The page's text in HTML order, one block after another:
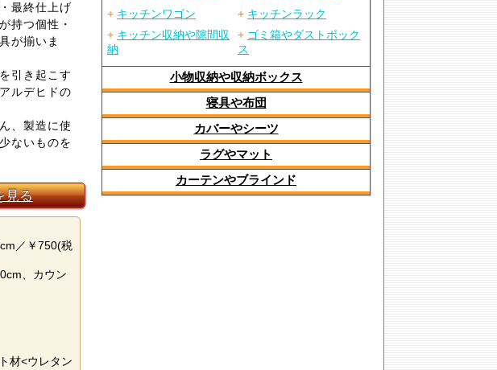
最終仕上げ
持つ個性・
が揃いま
引き起こす
ルデヒドの
、製造に使
ないものを
見る
／￥750(税
、カウン
材<ウレタン
+ キッチンワゴン + キッチンラック
+ キッチン収納や隙間収
納
+ ゴミ箱やダストボック
ス
小物収納や収納ボックス
寝具や布団
カバーやシーツ
ラグやマット
カーテンやブラインド